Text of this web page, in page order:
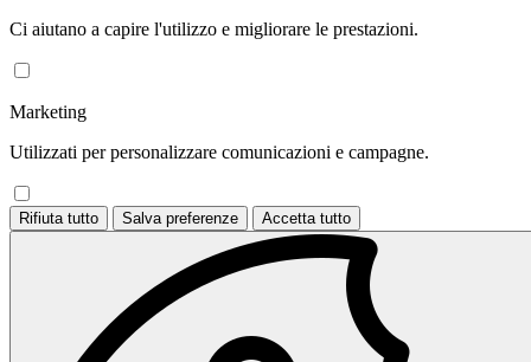
Ci aiutano a capire l'utilizzo e migliorare le prestazioni.
Marketing
Utilizzati per personalizzare comunicazioni e campagne.
Rifiuta tutto Salva preferenze Accetta tutto